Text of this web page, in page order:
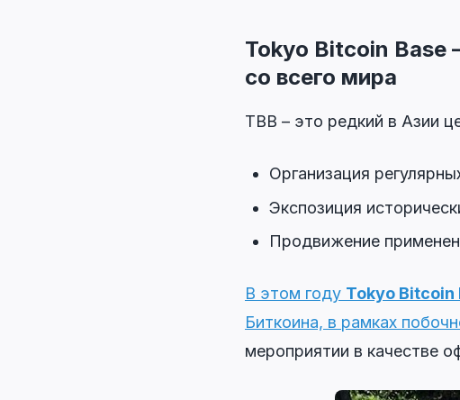
Tokyo Bitcoin Base
со всего мира
TBB – это редкий в Азии
Организация
Экспозиция
Продвижение
В этом году Tokyo Bitcoin
Биткоина, в рамках
мероприятии в качестве